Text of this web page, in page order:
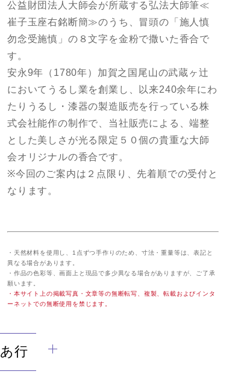
公益財団法人大師会が所蔵する弘法大師筆≪
崔子玉座右銘断簡≫のうち、冒頭の「施人慎
勿念受施慎」の８文字を金粉で撒いた香合で
す。
安永9年（1780年）加賀之国尾山の武蔵ヶ辻
においてうるし業を創業し、以来240余年にわ
たりうるし・漆器の製造販売を行っている株
式会社能作の制作で、当社販売による、端整
とした美しさが光る限定５０個の貴重な大師
会オリジナルの香合です。
※今回のご案内は２点限り、先着順での受付と
なります。
・天然材料を使用し、1点ずつ手作りのため、寸法・重量等は、表記と
異なる場合があります。
・作品の色彩等、画面上と現品で多少異なる場合がありますが、ご了承
願います。
・本サイト上の掲載写真・文章等の無断転写、複製、転載およびインタ
ーネットでの無断使用を禁じます。
あ行